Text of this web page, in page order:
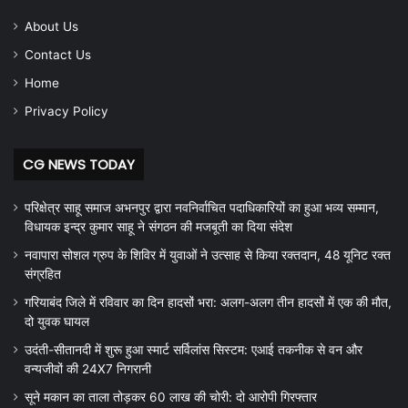
About Us
Contact Us
Home
Privacy Policy
CG NEWS TODAY
परिक्षेत्र साहू समाज अभनपुर द्वारा नवनिर्वाचित पदाधिकारियों का हुआ भव्य सम्मान,
विधायक इन्द्र कुमार साहू ने संगठन की मजबूती का दिया संदेश
नवापारा सोशल ग्रुप के शिविर में युवाओं ने उत्साह से किया रक्तदान, 48 यूनिट रक्त
संग्रहित
गरियाबंद जिले में रविवार का दिन हादसों भरा: अलग-अलग तीन हादसों में एक की मौत,
दो युवक घायल
उदंती-सीतानदी में शुरू हुआ स्मार्ट सर्विलांस सिस्टम: एआई तकनीक से वन और
वन्यजीवों की 24X7 निगरानी
सूने मकान का ताला तोड़कर 60 लाख की चोरी: दो आरोपी गिरफ्तार